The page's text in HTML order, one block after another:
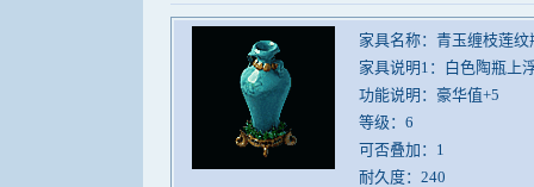
家具名称：青玉缠枝莲纹
家具说明1：白色陶瓶上
功能说明：豪华值+5
等级：6
可否叠加：1
耐久度：240